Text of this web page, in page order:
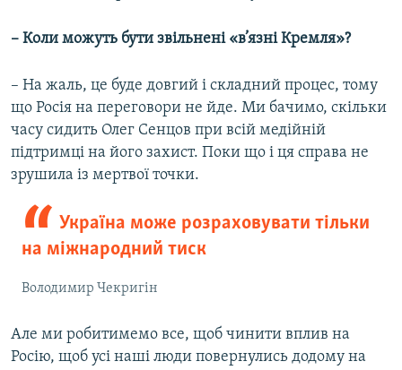
– Коли можуть бути звільнені «в’язні Кремля»?
– На жаль, це буде довгий і складний процес, тому
що Росія на переговори не йде. Ми бачимо, скільки
часу сидить Олег Сенцов при всій медійній
підтримці на його захист. Поки що і ця справа не
зрушила із мертвої точки.
Україна може розраховувати тільки
на міжнародний тиск
Володимир Чекригін
Але ми робитимемо все, щоб чинити вплив на
Росію, щоб усі наші люди повернулись додому на